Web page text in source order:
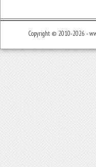
Copyright © 2010-2026 -